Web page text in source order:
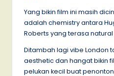
Yang bikin film ini masih
adalah chemistry antara
Roberts yang terasa
Ditambah lagi vibe London
aesthetic dan hangat bikin
pelukan kecil buat